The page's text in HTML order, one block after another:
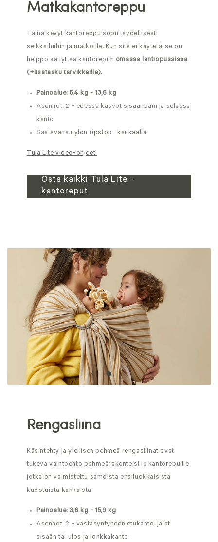
Matkakantoreppu
Tämä kevyt kantoreppu sopii täydellisesti
seikkailuihin ja matkoille. Kun sitä ei käytetä, se on
helppo säilyttää kantorepun omassa lantiopussissa
(+lisätasku tarvikkeille).
Painoalue: 5,4 kg - 13,6 kg
Asennot: 2 - edessä kasvot sisäänpäin ja selässä
kanto
Saatavana nylon ripstop -kankaalla
Tula Lite video-ohjeet.
Osta kaikki Tula Lite -
kantoreput
Rengasliina
Käsintehty ja ylellisen pehmeä rengasliinat ovat
tukeva vaihtoehto pehmeärakenteisille kantorepuille,
jotka on valmistettu samoista ensiluokkaisista
kudotuista kankaista.
Painoalue: 3,6 kg - 15,9 kg
Asennot: 2 - vastasyntyneen etukanto, jalat
sisään tai ulos ja lonkkakanto.